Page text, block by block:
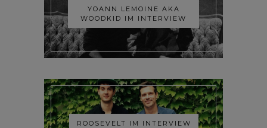
YOANN LEMOINE AKA
WOODKID IM INTERVIEW
ROOSEVELT IM INTERVIEW